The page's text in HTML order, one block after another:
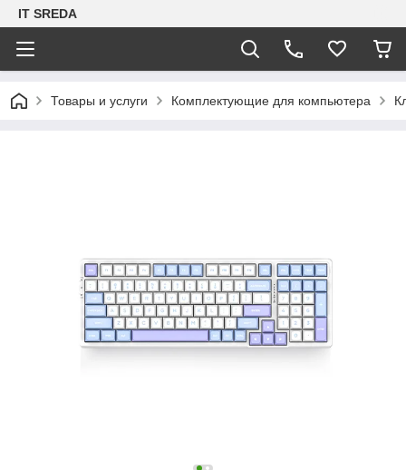
IT SREDA
Товары и услуги Комплектующие для компьютера